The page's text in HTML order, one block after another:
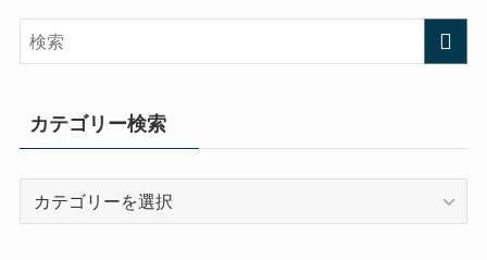
カテゴリー検索